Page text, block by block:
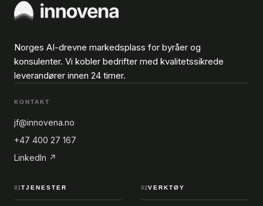
Norges AI-drevne markedsplass for byråer og
konsulenter. Vi kobler bedrifter med kvalitetssikrede
leverandører innen 24 timer.
KONTAKT
jf@innovena.no
+47 400 27 167
LinkedIn ↗
01TJENESTER 02VERKTØY